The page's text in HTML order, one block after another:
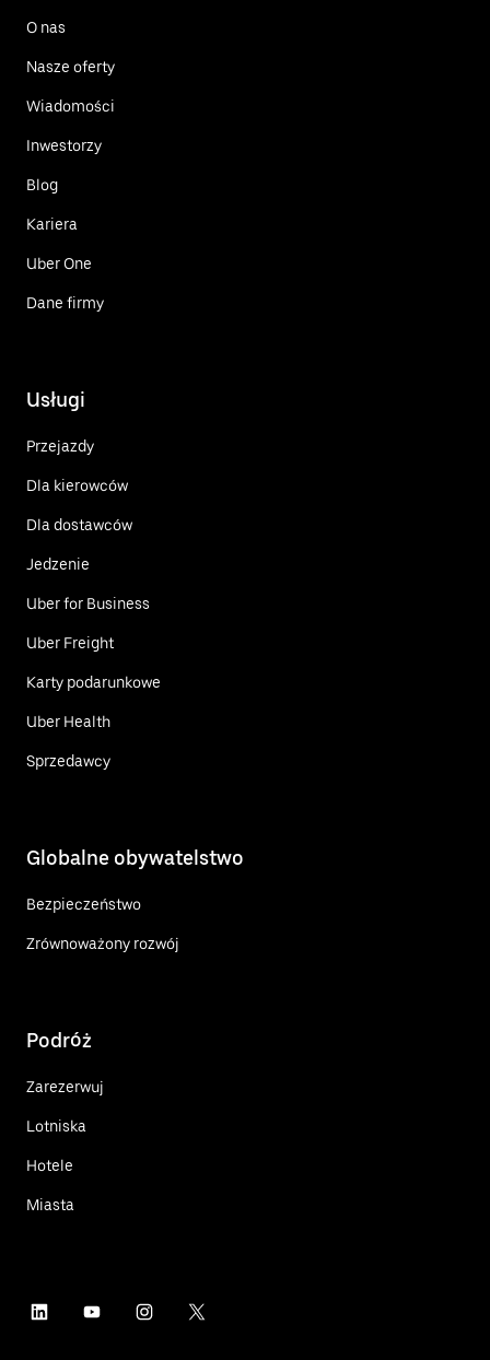
O nas
Nasze oferty
Wiadomości
Inwestorzy
Blog
Kariera
Uber One
Dane firmy
Usługi
Przejazdy
Dla kierowców
Dla dostawców
Jedzenie
Uber for Business
Uber Freight
Karty podarunkowe
Uber Health
Sprzedawcy
Globalne obywatelstwo
Bezpieczeństwo
Zrównoważony rozwój
Podróż
Zarezerwuj
Lotniska
Hotele
Miasta